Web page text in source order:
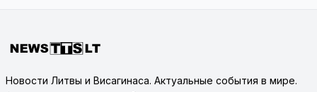
Новости Литвы и Висагинаса. Актуальные события в мире.